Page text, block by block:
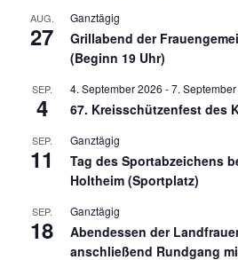
AUG.
27
Ganztägig
Grillabend der
(Beginn 19 Uhr)
SEP.
4
4. September 2026 -7.
67. Kreisschützenfest des
SEP.
11
Ganztägig
Tag des Sportabzeichens
Holtheim (Sportplatz)
SEP.
18
Ganztägig
Abendessen der
anschließend Rundgang